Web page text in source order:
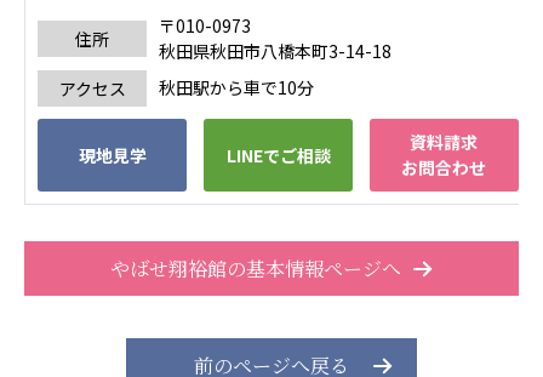
カンボジア日本友好技術教育センター
NGO共生の家
G-COM JOINT STOCK COMPANY
海外子会社・合弁会社
瀋陽長者会
上海介護施設
住所
〒010-0973
秋田県秋田市八橋本町3-14-18
アクセス
秋田駅から車で10分
現地見学 LINEでご相談
資料請求
お問合わせ
やばせ翔裕館の基本情報ページへ
前のページへ戻る